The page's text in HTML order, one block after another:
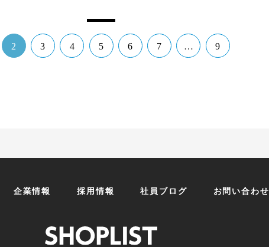
2 3 4 5 6 7 … 9
企業情報 採用情報 社員ブログ お問い合わせ